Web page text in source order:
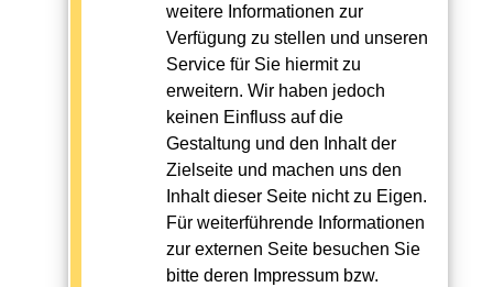
weitere Informationen zur
Verfügung zu stellen und unseren
Service für Sie hiermit zu
erweitern. Wir haben jedoch
keinen Einfluss auf die
Gestaltung und den Inhalt der
Zielseite und machen uns den
Inhalt dieser Seite nicht zu Eigen.
Für weiterführende Informationen
zur externen Seite besuchen Sie
bitte deren Impressum bzw.